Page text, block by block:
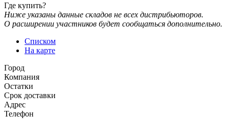
Где купить?
Ниже указаны данные складов не всех дистрибьюторов.
О расширении участников будет сообщаться дополнительно.
Списком
На карте
Город
Компания
Остатки
Срок доставки
Адрес
Телефон